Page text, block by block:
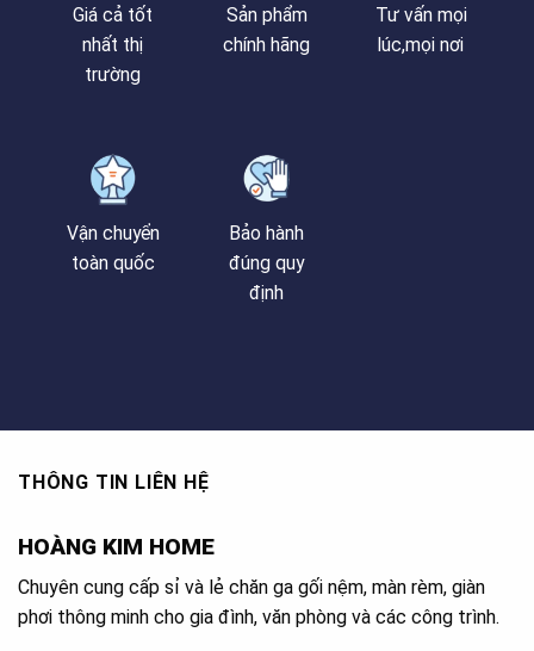
Giá cả tốt
nhất thị
trường
Sản phẩm
chính hãng
Tư vấn mọi
lúc,mọi nơi
Vận chuyển
toàn quốc
Bảo hành
đúng quy
định
THÔNG TIN LIÊN HỆ
HOÀNG KIM HOME
Chuyên cung cấp sỉ và lẻ chăn ga gối nệm, màn rèm, giàn
phơi thông minh cho gia đình, văn phòng và các công trình.